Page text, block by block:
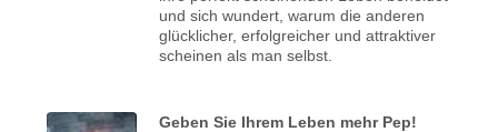
und sich wundert, warum die anderen
glücklicher, erfolgreicher und attraktiver
scheinen als man selbst.
Geben Sie Ihrem Leben mehr Pep!